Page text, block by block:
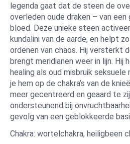
legenda gaat dat de steen de
overleden oude draken – van een
bloed. Deze unieke steen
kundalini van de aarde, en helpt
ordenen van chaos. Hij versterkt
brengt meridianen weer in lijn. Hij
healing als oud misbruik
je hem op de chakra’s van de
meer gecentreerd en geaard te
ondersteunend bij
gevolg van een geblokkeerde
Chakra: wortelchakra, heiligbeen